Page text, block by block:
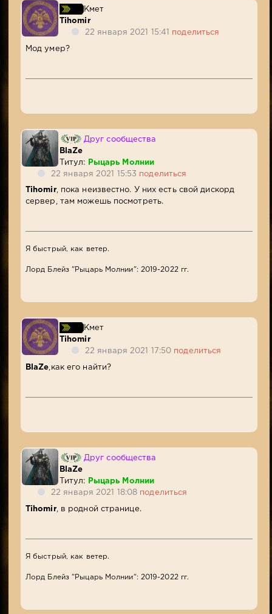
Кмет
Tihomir
22 января 2021 15:41 поделиться
Мод умер?
Друг сообщества
BlaZe
Титул:
Рыцарь Молнии
22 января 2021 15:53 поделиться
Tihomir, пока неизвестно. У них есть свой дискорд
сервер, там можешь посмотреть.
Я быстрый, как ветер.
Лорд Блейз "Рыцарь Молнии": 2019-2022 гг.
Кмет
Tihomir
22 января 2021 17:50 поделиться
BlaZe ,как его найти?
Друг сообщества
BlaZe
Титул:
Рыцарь Молнии
22 января 2021 18:08 поделиться
Tihomir, в родной странице.
Я быстрый, как ветер.
Лорд Блейз "Рыцарь Молнии": 2019-2022 гг.